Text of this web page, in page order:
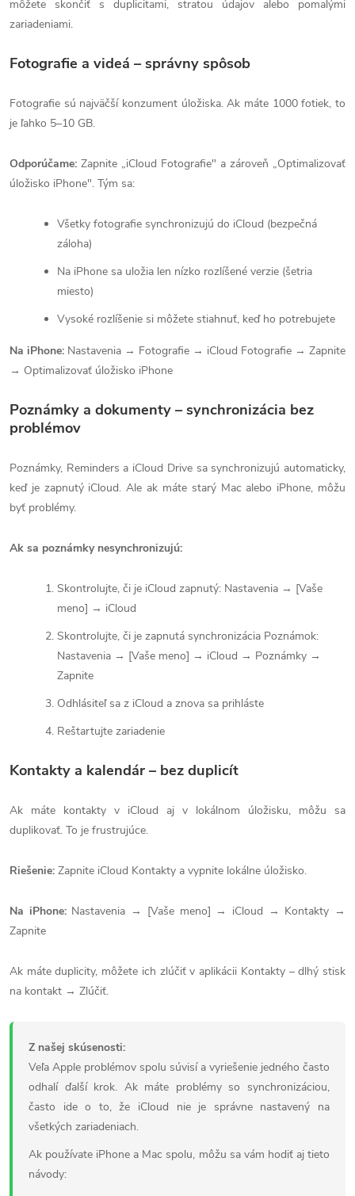
môžete skončiť s duplicitami, stratou údajov alebo pomalými
zariadeniami.
Fotografie a videá – správny spôsob
Fotografie sú najväčší konzument úložiska. Ak máte 1000 fotiek, to
je ľahko 5–10 GB.
Odporúčame: Zapnite „iCloud Fotografie" a zároveň „Optimalizovať
úložisko iPhone". Tým sa:
Všetky fotografie synchronizujú do iCloud (bezpečná
záloha)
Na iPhone sa uložia len nízko rozlíšené verzie (šetria
miesto)
Vysoké rozlíšenie si môžete stiahnuť, keď ho potrebujete
Na iPhone: Nastavenia → Fotografie → iCloud Fotografie → Zapnite
→ Optimalizovať úložisko iPhone
Poznámky a dokumenty – synchronizácia bez
problémov
Poznámky, Reminders a iCloud Drive sa synchronizujú automaticky,
keď je zapnutý iCloud. Ale ak máte starý Mac alebo iPhone, môžu
byť problémy.
Ak sa poznámky nesynchronizujú:
Skontrolujte, či je iCloud zapnutý: Nastavenia → [Vaše
meno] → iCloud
Skontrolujte, či je zapnutá synchronizácia Poznámok:
Nastavenia → [Vaše meno] → iCloud → Poznámky →
Zapnite
Odhlásiteľ sa z iCloud a znova sa prihláste
Reštartujte zariadenie
Kontakty a kalendár – bez duplicít
Ak máte kontakty v iCloud aj v lokálnom úložisku, môžu sa
duplikovať. To je frustrujúce.
Riešenie: Zapnite iCloud Kontakty a vypnite lokálne úložisko.
Na iPhone:Nastavenia → [Vaše meno] → iCloud → Kontakty →
Zapnite
Ak máte duplicity, môžete ich zlúčiť v aplikácii Kontakty – dlhý stisk
na kontakt → Zlúčiť.
Z našej skúsenosti:
Veľa Apple problémov spolu súvisí a vyriešenie jedného často
odhalí ďalší krok. Ak máte problémy so synchronizáciou,
často ide o to, že iCloud nie je správne nastavený na
všetkých zariadeniach.
Ak používate iPhone a Mac spolu, môžu sa vám hodiť aj tieto
návody: